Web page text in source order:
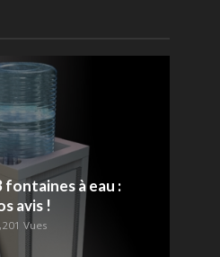
fontaines à eau :
avis !
Vues